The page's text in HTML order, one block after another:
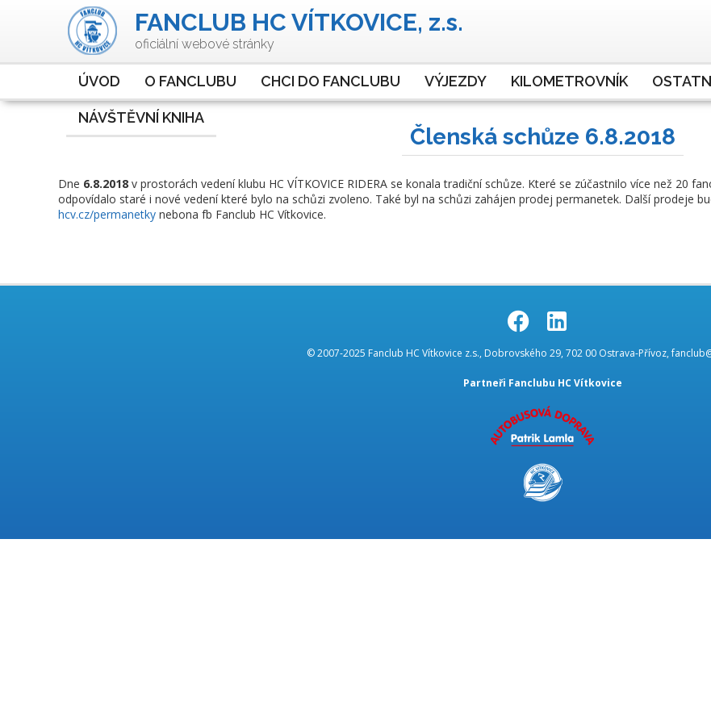
FANCLUB HC VÍTKOVICE, z.s.
oficiální webové stránky
ÚVOD O FANCLUBU CHCI DO FANCLUBU VÝJEZDY KILOMETROVNÍK
NÁVŠTĚVNÍ KNIHA
Členská schůze 6.8.2018
Dne 6.8.2018 v prostorách vedení klubu HC VÍTKOVICE RIDERA se konala tradiční schůze. Které se zúčastnilo více než 20
odpovídalo staré i nové vedení které bylo na schůzi zvoleno. Také byl na schůzi zahájen prodej permanetek. Další prodeje
hcv.cz/permanetky nebona fb Fanclub HC Vítkovice.
© 2007-2025 Fanclub HC Vítkovice z.s., Dobrovského 29, 702 00 Ostrava-Přívoz,
Partneři Fanclubu HC Vítkovice